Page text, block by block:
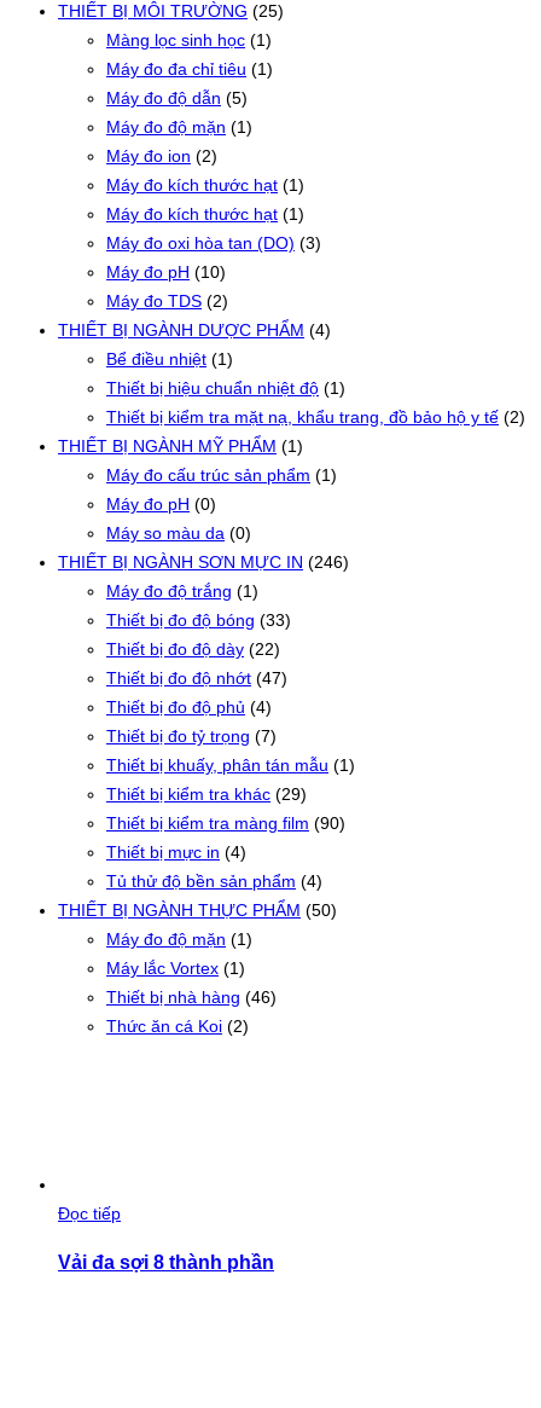
THIẾT BỊ MÔI TRƯỜNG (25)
Màng lọc sinh học (1)
Máy đo đa chỉ tiêu (1)
Máy đo độ dẫn (5)
Máy đo độ mặn (1)
Máy đo ion (2)
Máy đo kích thước hạt (1)
Máy đo kích thước hạt (1)
Máy đo oxi hòa tan (DO) (3)
Máy đo pH (10)
Máy đo TDS (2)
THIẾT BỊ NGÀNH DƯỢC PHẨM (4)
Bể điều nhiệt (1)
Thiết bị hiệu chuẩn nhiệt độ (1)
Thiết bị kiểm tra mặt nạ, khẩu trang, đồ bảo hộ y tế (2)
THIẾT BỊ NGÀNH MỸ PHẨM (1)
Máy đo cấu trúc sản phẩm (1)
Máy đo pH (0)
Máy so màu da (0)
THIẾT BỊ NGÀNH SƠN MỰC IN (246)
Máy đo độ trắng (1)
Thiết bị đo độ bóng (33)
Thiết bị đo độ dày (22)
Thiết bị đo độ nhớt (47)
Thiết bị đo độ phủ (4)
Thiết bị đo tỷ trọng (7)
Thiết bị khuấy, phân tán mẫu (1)
Thiết bị kiểm tra khác (29)
Thiết bị kiểm tra màng film (90)
Thiết bị mực in (4)
Tủ thử độ bền sản phẩm (4)
THIẾT BỊ NGÀNH THỰC PHẨM (50)
Máy đo độ mặn (1)
Máy lắc Vortex (1)
Thiết bị nhà hàng (46)
Thức ăn cá Koi (2)
Đọc tiếp
Vải đa sợi 8 thành phần